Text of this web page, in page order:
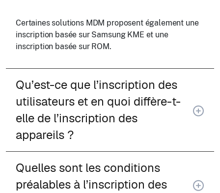
Certaines solutions MDM proposent également une
inscription basée sur Samsung KME et une
inscription basée sur ROM.
Qu’est-ce que l’inscription des
utilisateurs et en quoi diffère-t-
elle de l’inscription des
appareils ?
Quelles sont les conditions
préalables à l’inscription des